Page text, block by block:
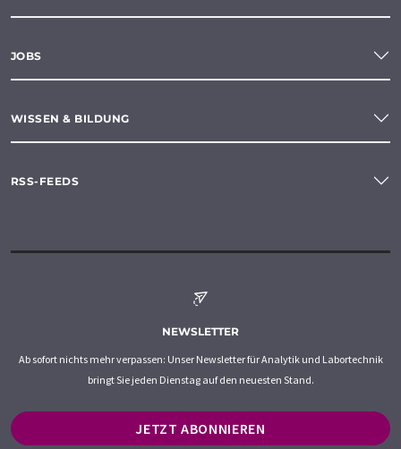
JOBS
WISSEN & BILDUNG
RSS-FEEDS
NEWSLETTER
Ab sofort nichts mehr verpassen: Unser Newsletter für Analytik und Labortechnik
bringt Sie jeden Dienstag auf den neuesten Stand.
JETZT ABONNIEREN